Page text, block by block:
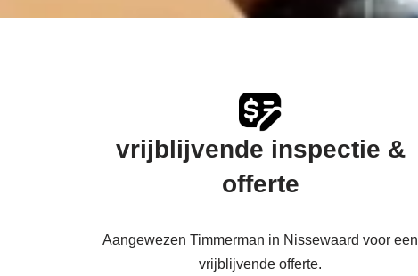
vrijblijvende inspectie &
offerte
Aangewezen Timmerman in Nissewaard voor een
vrijblijvende offerte.